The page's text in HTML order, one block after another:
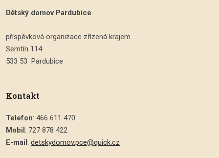
Dětský domov Pardubice
příspěvková organizace zřízená krajem
Semtín 114
533 53 Pardubice
Kontakt
Telefon: 466 611 470
Mobil: 727 878 422
E-mail: detskydomov.pce@quick.cz